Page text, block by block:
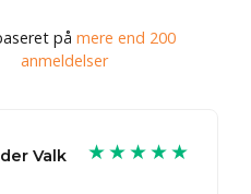
på mere end 200
anmeldelser
Valk
★★★★★